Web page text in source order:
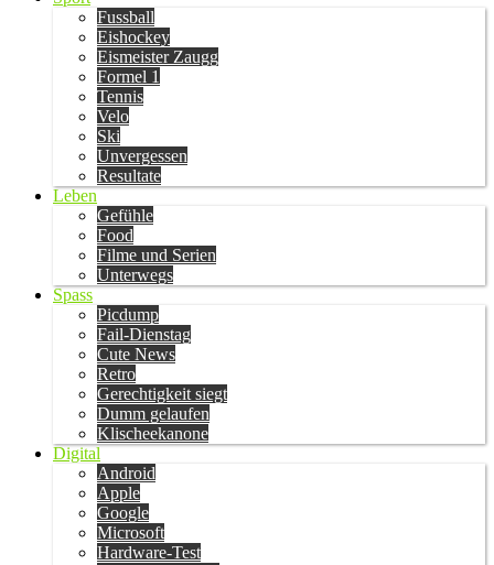
Fussball
Eishockey
Eismeister Zaugg
Formel 1
Tennis
Velo
Ski
Unvergessen
Resultate
Leben
Gefühle
Food
Filme und Serien
Unterwegs
Spass
Picdump
Fail-Dienstag
Cute News
Retro
Gerechtigkeit siegt
Dumm gelaufen
Klischeekanone
Digital
Android
Apple
Google
Microsoft
Hardware-Test